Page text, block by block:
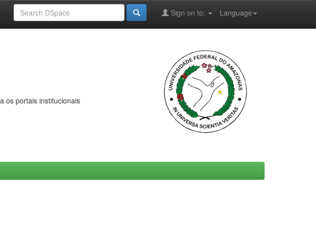
Language
Sign on to:
os portais institucionais